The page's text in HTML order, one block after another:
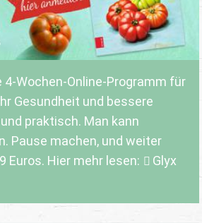
4-Wochen-Online-Programm für
Gesundheit und bessere
praktisch. Man kann
Pause machen, und weiter
Euros. Hier mehr lesen:
Glyx